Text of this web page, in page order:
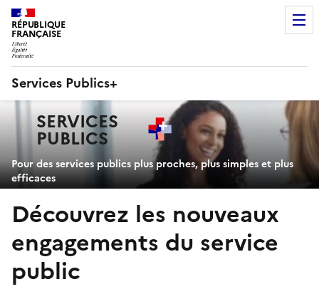
RÉPUBLIQUE
FRANÇAISE
Services Publics+
principaleSERVICES
PUBLICS+
Pour des services publics plus proches, plus simples et plus
efficaces
Découvrez les nouveaux
engagements du service
public